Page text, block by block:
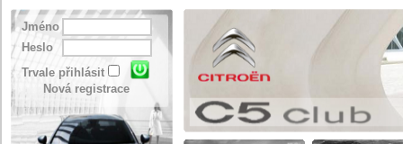
Jméno
Heslo
Trvale přihlásit
Nová registrace